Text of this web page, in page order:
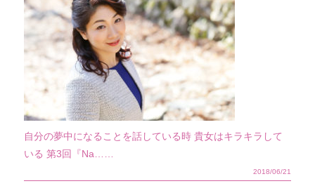
自分の夢中になることを話している時 貴女はキラキラして
いる 第3回『Na……
2018/06/21